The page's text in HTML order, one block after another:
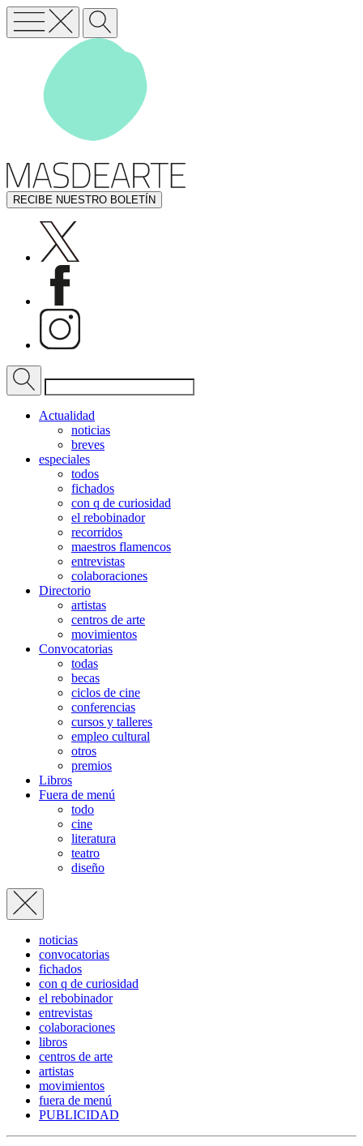
RECIBE NUESTRO BOLETÍN
Actualidad
noticias
breves
especiales
todos
fichados
con q de curiosidad
el rebobinador
recorridos
maestros flamencos
entrevistas
colaboraciones
Directorio
artistas
centros de arte
movimientos
Convocatorias
todas
becas
ciclos de cine
conferencias
cursos y talleres
empleo cultural
otros
premios
Libros
Fuera de menú
todo
cine
literatura
teatro
diseño
noticias
convocatorias
fichados
con q de curiosidad
el rebobinador
entrevistas
colaboraciones
libros
centros de arte
artistas
movimientos
fuera de menú
PUBLICIDAD